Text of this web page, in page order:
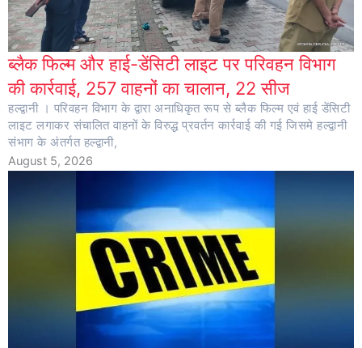
ब्लैक फिल्म और हाई-डेंसिटी लाइट पर परिवहन विभाग
की कार्रवाई, 257 वाहनों का चालान, 22 सीज
हल्द्वानी । परिवहन विभाग के द्वारा अनाधिकृत रूप से ब्लैक फिल्म एवं हाई डेंसिटी
लाइट लगाकर संचालित वाहनों के विरुद्ध प्रवर्तन कार्रवाई की गई जिसमे हल्द्वानी
संभाग के अंतर्गत हल्द्वानी,
August 5, 2026